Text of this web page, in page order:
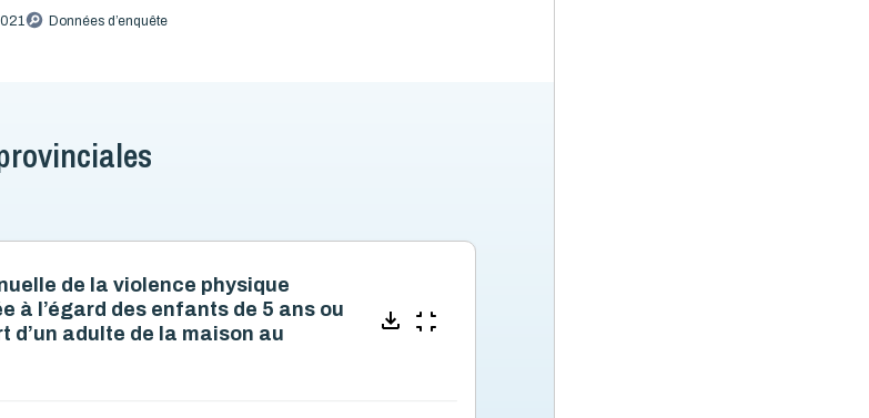
Données d’enquête
de la violence physique
à l’égard des enfants de 5 ans ou
d’un adulte de la maison au